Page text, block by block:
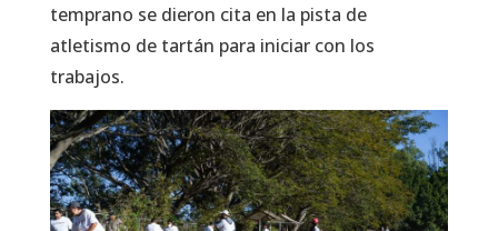
temprano se dieron cita en la pista de
atletismo de tartán para iniciar con los
trabajos.